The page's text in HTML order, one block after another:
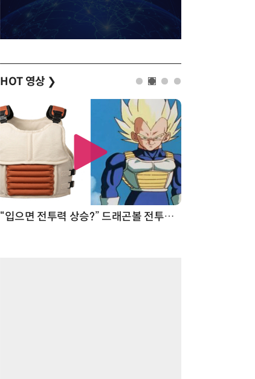
HOT 영상 ❯
“입으면 전투력 상승?” 드래곤볼 전투복 닮은 중량조끼